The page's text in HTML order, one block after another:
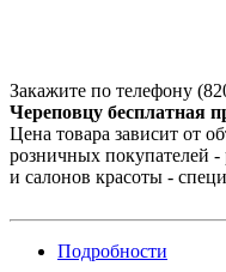
Закажите по телефону
Череповцу бесплатная
Цена товара зависит от
розничных покупателей
и салонов красоты -
Подробности